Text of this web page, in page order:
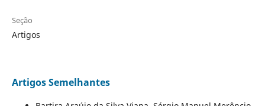
Seção
Artigos
Artigos Semelhantes